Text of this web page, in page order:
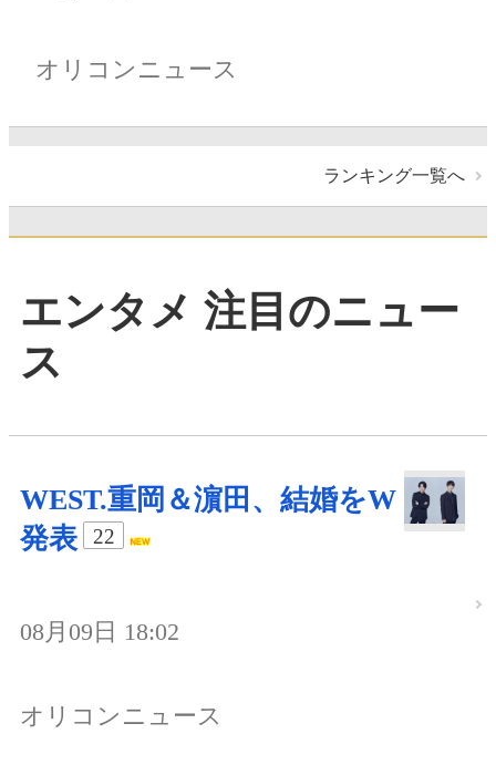
オリコンニュース
ランキング一覧へ
エンタメ 注目のニュー
ス
WEST.重岡＆濵田、結婚をW
発表
22
08月09日 18:02
オリコンニュース